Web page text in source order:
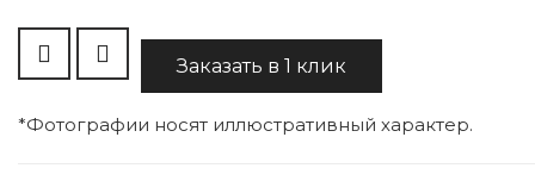
Заказать в 1 клик
*Фотографии носят иллюстративный характер.